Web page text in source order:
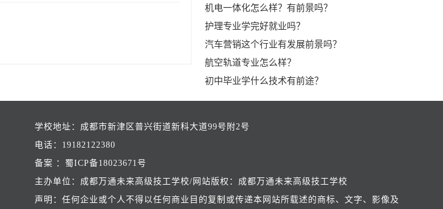
机电一体化怎么样？有前景吗？
护理专业学完好就业吗？
汽车营销这个行业有发展前景吗？
航空轨道专业怎么样？
初中毕业学什么技术有前途？
学校地址：成都市新津区普兴街道新科大道99号附2号
电话：19182122380
备案 ：蜀ICP备18023671号
主办单位：成都万通未来高级技工学校/网站版权：成都万通未来高级技工学校
声明：任何企业或个人不得以任何商业目的复制或传递本网站所载述的商标、文字、影像及